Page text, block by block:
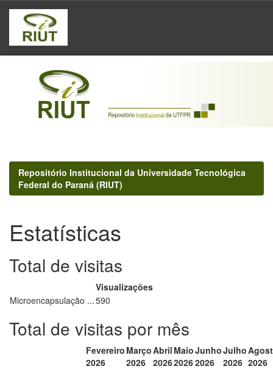
Skip
navigation
Repositório Institucional da Universidade Tecnológica
Federal do Paraná (RIUT)
Estatísticas
Total de visitas
Visualizações
Microencapsulação ...590
Total de visitas por mês
Fevereiro
2026
Março
2026
Abril
2026
Maio
2026
Junho
2026
Julho
2026 2026